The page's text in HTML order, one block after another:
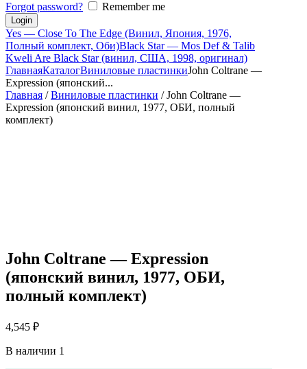
Forgot password? Remember me
Yes — Close To The Edge (Винил, Япония, 1976,
Полный комплект, Оби)Black Star — Mos Def & Talib
Kweli Are Black Star (винил, США, 1998, оригинал)
ГлавнаяКаталогВиниловые пластинкиJohn Coltrane —
Expression (японский...
Главная /Виниловые пластинки / John Coltrane —
Expression (японский винил, 1977, ОБИ, полный
комплект)
John Coltrane — Expression
(японский винил, 1977, ОБИ,
полный комплект)
4,545 ₽
В наличии 1